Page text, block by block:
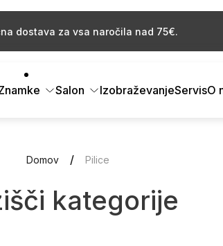
dostava za vsa naročila nad 75€.
Salon IzobraževanjeServisO
Domov / Pilice
kategorije